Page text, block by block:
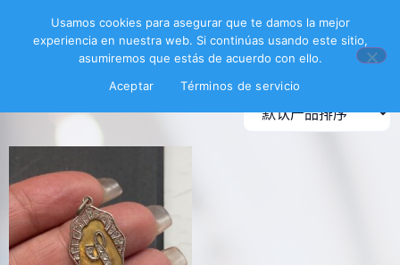
钻石吊坠
Usamos cookies para asegurar que te damos la mejor
experiencia en nuestra web. Si continúas usando este sitio,
asumiremos que estás de acuerdo con ello.
Aceptar
Términos de servicio